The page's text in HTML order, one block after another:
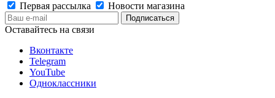
Первая рассылка
Новости магазина
Оставайтесь на связи
Вконтакте
Telegram
YouTube
Одноклассники